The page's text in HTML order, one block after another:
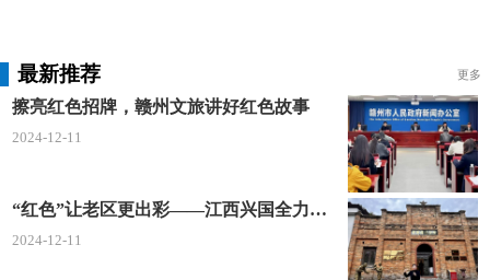
最新推荐 更多
擦亮红色招牌，赣州文旅讲好红色故事
2024-12-11
“红色”让老区更出彩——江西兴国全力打造红色文化传承发展创新示范区
2024-12-11